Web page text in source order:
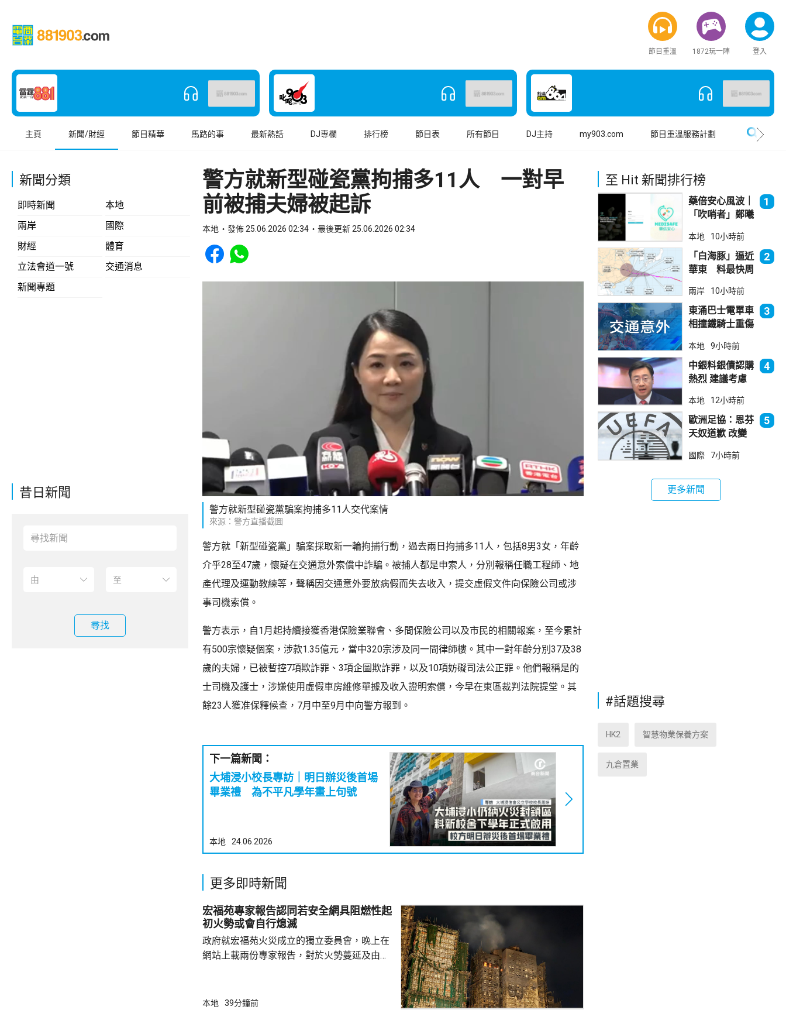
節目重溫 1872玩一陣 登入
主頁 新聞/財經 節目精華 馬路的事 最新熱話 DJ專欄 排行榜 節目表 所有節目 DJ主持 my903.com 節目重溫服務計劃
新聞分類
即時新聞
本地
兩岸
國際
財經
體育
立法會道一號
交通消息
新聞專題
昔日新聞
尋找
警方就新型碰瓷黨拘捕多11人 一對早
前被捕夫婦被起訴
本地 發佈 25.06.2026 02:34 最後更新 25.06.2026 02:34
Share to Facebook
Share to WhatsApp
警方就新型碰瓷黨騙案拘捕多11人交代案情
來源：警方直播截圖
警方就「新型碰瓷黨」騙案採取新一輪拘捕行動，過去兩日拘捕多11人，包括8男3女，年齡
介乎28至47歲，懷疑在交通意外索償中詐騙。被捕人都是申索人，分別報稱任職工程師、地
產代理及運動教練等，聲稱因交通意外要放病假而失去收入，提交虛假文件向保險公司或涉
事司機索償。
警方表示，自1月起持續接獲香港保險業聯會、多間保險公司以及市民的相關報案，至今累計
有500宗懷疑個案，涉款1.35億元，當中320宗涉及同一間律師樓。其中一對年齡分別37及38
歲的夫婦，已被暫控7項欺詐罪、3項企圖欺詐罪，以及10項妨礙司法公正罪。他們報稱是的
士司機及護士，涉嫌使用虛假車房維修單據及收入證明索償，今早在東區裁判法院提堂。其
餘23人獲准保釋候查，7月中至9月中向警方報到。
下一篇新聞：
大埔浸小校長專訪｜明日辦災後首場
畢業禮 為不平凡學年畫上句號
本地 24.06.2026
更多即時新聞
宏福苑專家報告認同若安全網具阻燃性起
初火勢或會自行熄滅
政府就宏福苑火災成立的獨立委員會，晚上在
網站上載兩份專家報告，對於火勢蔓延及由此
會自行熄滅，從而避免火勢蔓延，受波及的建
本地 39分鐘前
至 Hit 新聞排行榜
藥倍安心風波｜
「吹哨者」鄭曦
進行刑事調查
1
本地 10小時前
「白海豚」逼近
華東 料最快周
2
兩岸 10小時前
東涌巴士電單車
相撞鐵騎士重傷
被捕
3
本地 9小時前
中銀料銀債認購
熱烈 建議考慮
4
本地 12小時前
歐洲足協：恩芬
天奴道歉 改變
立場
5
國際 7小時前
更多新聞
#話題搜尋
HK2 智慧物業保養方案
九倉置業